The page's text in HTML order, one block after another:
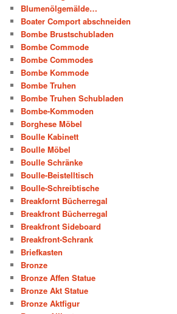
Blumenölgemälde…
Boater Comport abschneiden
Bombe Brustschubladen
Bombe Commode
Bombe Commodes
Bombe Kommode
Bombe Truhen
Bombe Truhen Schubladen
Bombe-Kommoden
Borghese Möbel
Boulle Kabinett
Boulle Möbel
Boulle Schränke
Boulle-Beistelltisch
Boulle-Schreibtische
Breakfornt Bücherregal
Breakfront Bücherregal
Breakfront Sideboard
Breakfront-Schrank
Briefkasten
Bronze
Bronze Affen Statue
Bronze Akt Statue
Bronze Aktfigur